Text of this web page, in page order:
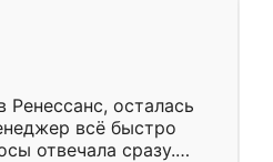
Ренессанс, осталась
всё быстро
отвечала сразу.